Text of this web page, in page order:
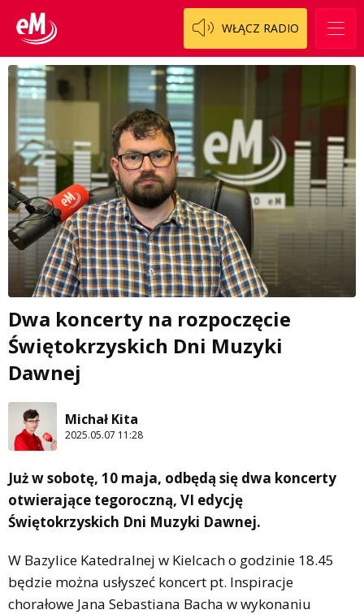
WŁĄCZ RADIO
Dwa koncerty na rozpoczęcie
Świętokrzyskich Dni Muzyki
Dawnej
Michał Kita
2025.05.07 11:28
Już w sobotę, 10 maja, odbędą się dwa koncerty
otwierające tegoroczną, VI edycję
Świętokrzyskich Dni Muzyki Dawnej.
W Bazylice Katedralnej w Kielcach o godzinie 18.45
będzie można usłyszeć koncert pt. Inspiracje
chorałowe Jana Sebastiana Bacha w wykonaniu